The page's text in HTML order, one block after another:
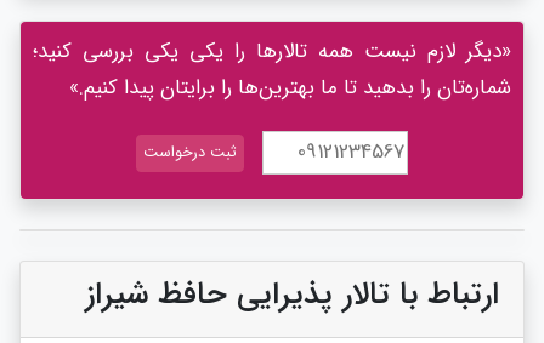
«دیگر لازم نیست همه تالارها را یکی یکی بررسی کنید؛
شماره‌تان را بدهید تا ما بهترین‌ها را برایتان پیدا کنیم.»
ارتباط با تالار پذیرایی حافظ شیراز